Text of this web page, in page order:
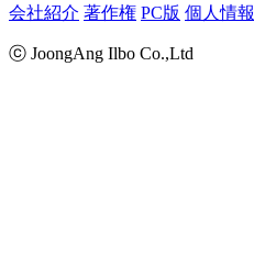
会社紹介 著作権 PC版 個人情報
ⓒ JoongAng Ilbo Co.,Ltd